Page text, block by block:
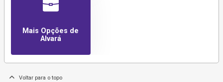
Mais Opções de
Alvará
Voltar para o topo